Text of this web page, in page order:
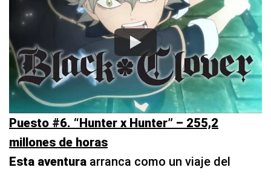
Puesto #6. “Hunter x Hunter” – 255,2
millones de horas
Esta aventura arranca como un viaje del